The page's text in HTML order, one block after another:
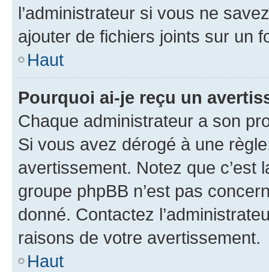
l’administrateur si vous ne
ajouter de fichiers joints sur un
Haut
Pourquoi ai-je reçu un
Chaque administrateur a son
Si vous avez dérogé à une
avertissement. Notez que c’est
groupe phpBB n’est pas
donné. Contactez
raisons de votre avertissement.
Haut